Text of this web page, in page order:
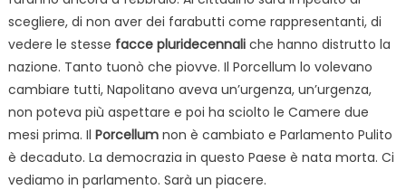
scegliere, di non aver dei farabutti come rappresentanti, di
vedere le stesse facce pluridecennaliche hanno distrutto la
nazione. Tanto tuonò che piovve. Il Porcellum lo volevano
cambiare tutti, Napolitano aveva un’urgenza, un’urgenza,
non poteva più aspettare e poi ha sciolto le Camere due
mesi prima. Il Porcellumnon è cambiato e Parlamento Pulito
è decaduto. La democrazia in questo Paese è nata morta. Ci
vediamo in parlamento. Sarà un piacere.